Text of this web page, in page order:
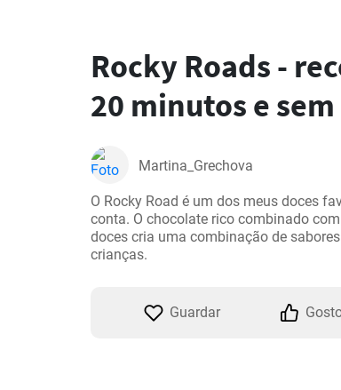
Rocky Roads -
20 minutos e
Martina_Grechova
O Rocky Road é um dos meus doces
conta. O chocolate rico combinado
doces cria uma combinação de
Guardar